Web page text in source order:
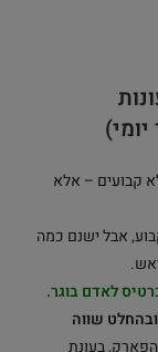
לא קבועים – אלא
אבל ישנם כמה
– ובהחלט שווה
בעונת